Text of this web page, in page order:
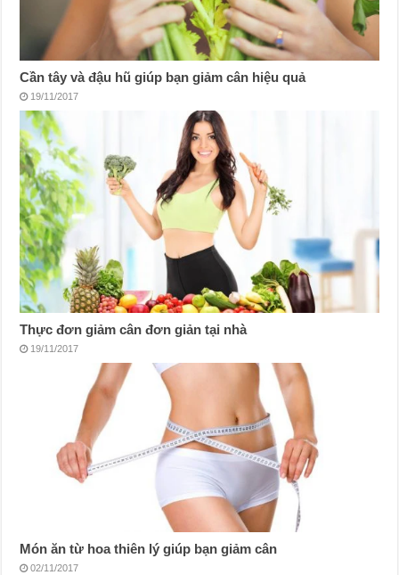
Cần tây và đậu hũ giúp bạn giảm cân hiệu quả
19/11/2017
Thực đơn giảm cân đơn giản tại nhà
19/11/2017
Món ăn từ hoa thiên lý giúp bạn giảm cân
02/11/2017